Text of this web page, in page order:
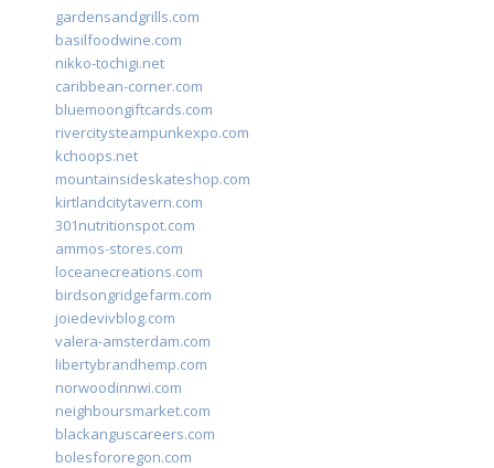
gardensandgrills.com
basilfoodwine.com
nikko-tochigi.net
caribbean-corner.com
bluemoongiftcards.com
rivercitysteampunkexpo.com
kchoops.net
mountainsideskateshop.com
kirtlandcitytavern.com
301nutritionspot.com
ammos-stores.com
loceanecreations.com
birdsongridgefarm.com
joiedevivblog.com
valera-amsterdam.com
libertybrandhemp.com
norwoodinnwi.com
neighboursmarket.com
blackanguscareers.com
bolesfororegon.com